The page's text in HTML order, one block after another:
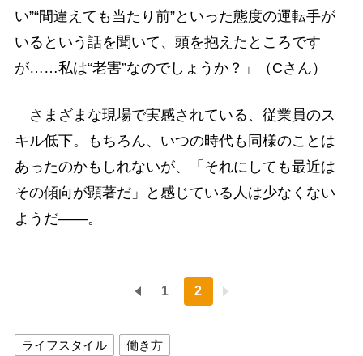
い”“間違えても当たり前”といった態度の運転手が
いるという話を聞いて、頭を抱えたところです
が……私は“老害”なのでしょうか？」（Cさん）
さまざまな現場で実感されている、従業員のス
キル低下。もちろん、いつの時代も同様のことは
あったのかもしれないが、「それにしても最近は
その傾向が顕著だ」と感じている人は少なくない
ようだ――。
1 2
ライフスタイル 働き方